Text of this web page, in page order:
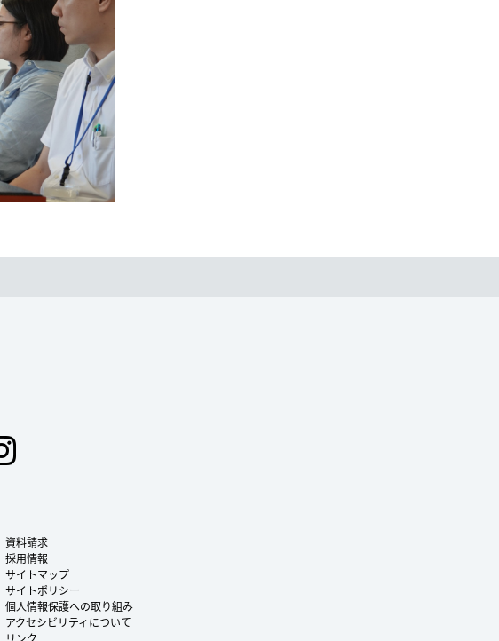
資料請求
採用情報
サイトマップ
サイトポリシー
個人情報保護への取り組み
アクセシビリティについて
リンク